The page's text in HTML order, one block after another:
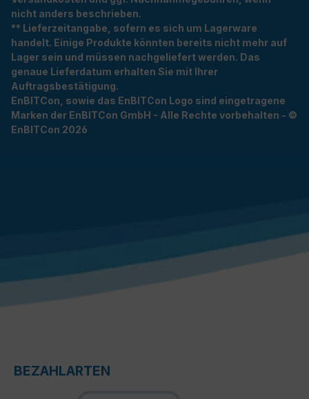
nicht anders beschrieben.
** Lieferzeitangabe, sofern es sich um Lagerware
handelt. Einige Produkte könnten bereits nicht mehr auf
Lager sein und müssen nachgeliefert werden. Das
genaue Lieferdatum erhalten Sie mit Ihrer
Auftragsbestätigung.
EnBITCon, sowie das EnBITCon Logo sind eingetragene
Marken der EnBITCon GmbH - Alle Rechte vorbehalten - ©
EnBITCon 2026
BEZAHLARTEN